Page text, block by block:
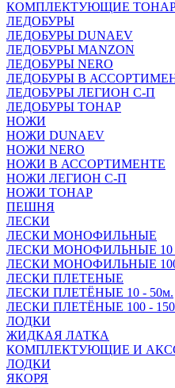
КОМПЛЕКТУЮЩИЕ
ЛЕДОБУРЫ
ЛЕДОБУРЫ DUNAEV
ЛЕДОБУРЫ MANZON
ЛЕДОБУРЫ NERO
ЛЕДОБУРЫ В
ЛЕДОБУРЫ ЛЕГИОН С-П
ЛЕДОБУРЫ ТОНАР
НОЖИ
НОЖИ DUNAEV
НОЖИ NERO
НОЖИ В АССОРТИМЕНТЕ
НОЖИ ЛЕГИОН С-П
НОЖИ ТОНАР
ПЕШНЯ
ЛЕСКИ
ЛЕСКИ МОНОФИЛЬНЫЕ
ЛЕСКИ МОНОФИЛЬНЫЕ 10
ЛЕСКИ МОНОФИЛЬНЫЕ 100
ЛЕСКИ ПЛЕТЕНЫЕ
ЛЕСКИ ПЛЕТЁНЫЕ 10 - 50м.
ЛЕСКИ ПЛЕТЁНЫЕ 100 -
ЛОДКИ
ЖИДКАЯ ЛАТКА
КОМПЛЕКТУЮЩИЕ И
ЛОДКИ
ЯКОРЯ